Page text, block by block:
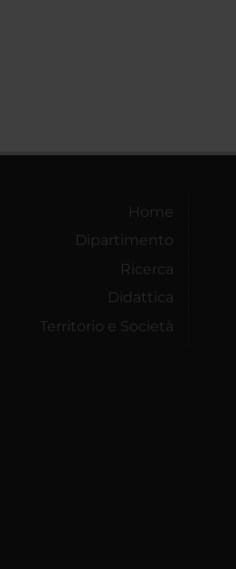
Home
Dipartimento
Ricerca
Didattica
Territorio e Società